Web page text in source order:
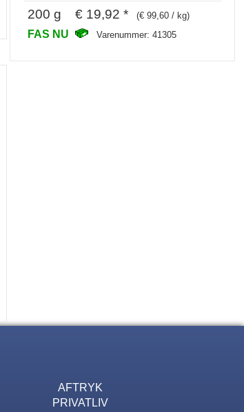
200 g € 19,92 * (€ 99,60 / kg)
FAS NU Varenummer: 41305
AFTRYK
PRIVATLIV